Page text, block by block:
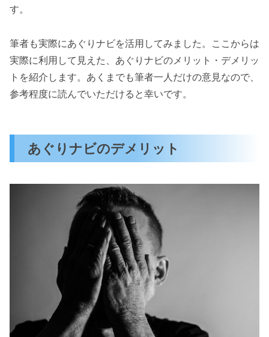
す。
筆者も実際にあぐりナビを活用してみました。ここからは
実際に利用して見えた、あぐりナビのメリット・デメリッ
トを紹介します。あくまでも筆者一人だけの意見なので、
参考程度に読んでいただけると幸いです。
あぐりナビのデメリット